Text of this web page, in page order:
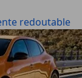
redoutable